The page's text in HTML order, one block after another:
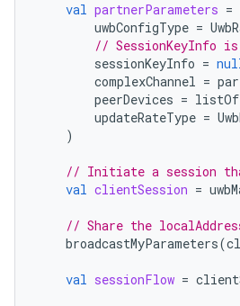
val partnerParameters =
uwbConfigType =
// SessionKeyInfo
sessionKeyInfo =
complexChannel =
peerDevices = listOf
updateRateType =
)
// Initiate a session
val clientSession =
// Share the
broadcastMyParameters(
val sessionFlow =